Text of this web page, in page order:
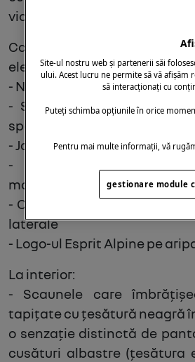
viață.
Caracterul sportiv al
electric Esprit Alpine
- Nuanță exclusivă Matte
- Splittere Matte Shadow
spate
- Jante din aliaj de 20 de inchi
- Logo Ice Black în față
monograma colorată în
- Ornamente negre lucioase
laterale
- Logo-ul Esprit Alpine pe
La interior:
- Scaunele care
tapițate cu țesătură neagră
o senzație distinctă de
cusături albastre (țesătura
Site-ul nostru web și partenerii săi
ului. Acest lucru ne permite să vă afișăm
să interacționați cu
Puteți schimba opțiunile în orice
Pentru mai multe informații, vă
gestionare module